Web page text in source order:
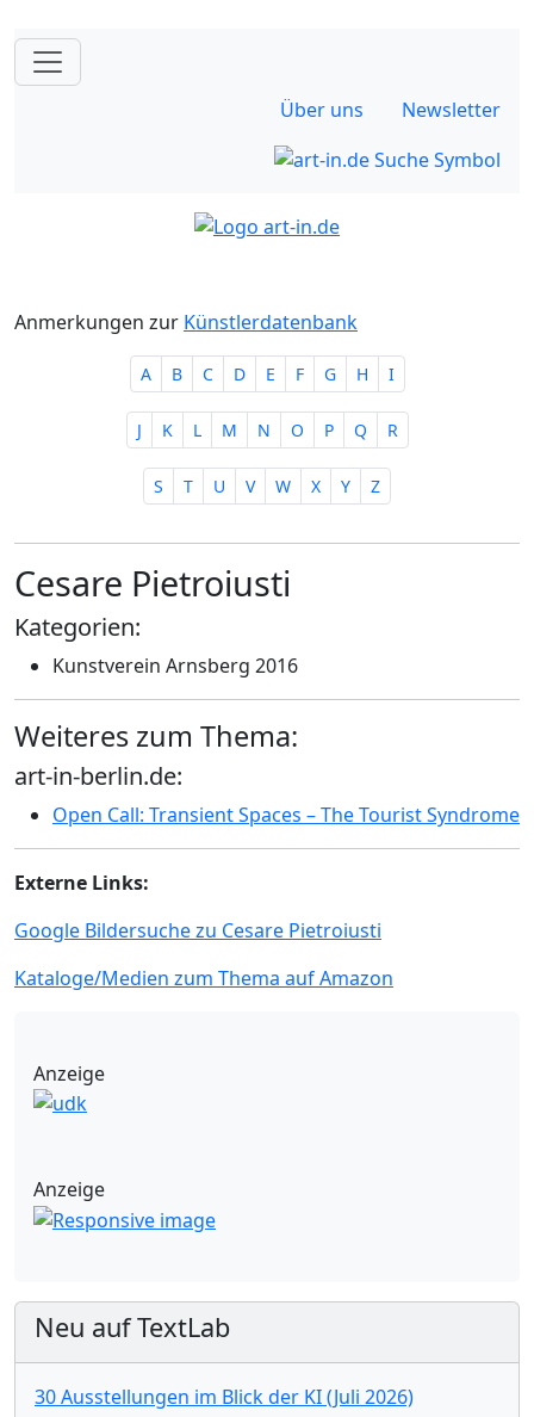
Über uns Newsletter
Anmerkungen zur Künstlerdatenbank
A B C D E F G H I
J K L M N O P Q R
S T U V W X Y Z
Cesare Pietroiusti
Kategorien:
Kunstverein Arnsberg 2016
Weiteres zum Thema:
art-in-berlin.de:
Open Call: Transient Spaces – The Tourist Syndrome
Externe Links:
Google Bildersuche zu Cesare Pietroiusti
Kataloge/Medien zum Thema auf Amazon
Anzeige
Anzeige
Neu auf TextLab
30 Ausstellungen im Blick der KI (Juli 2026)